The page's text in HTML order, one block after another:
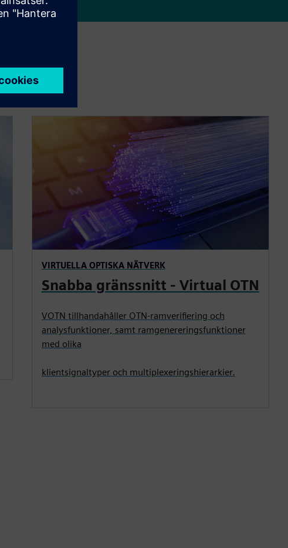
VIRTUELLA OPTISKA NÄTVERK
Snabba gränssnitt - Virtual OTN
VOTN tillhandahåller OTN-ramverifiering och
analysfunktioner, samt ramgenereringsfunktioner
med olika
klientsignaltyper och multiplexeringshierarkier.